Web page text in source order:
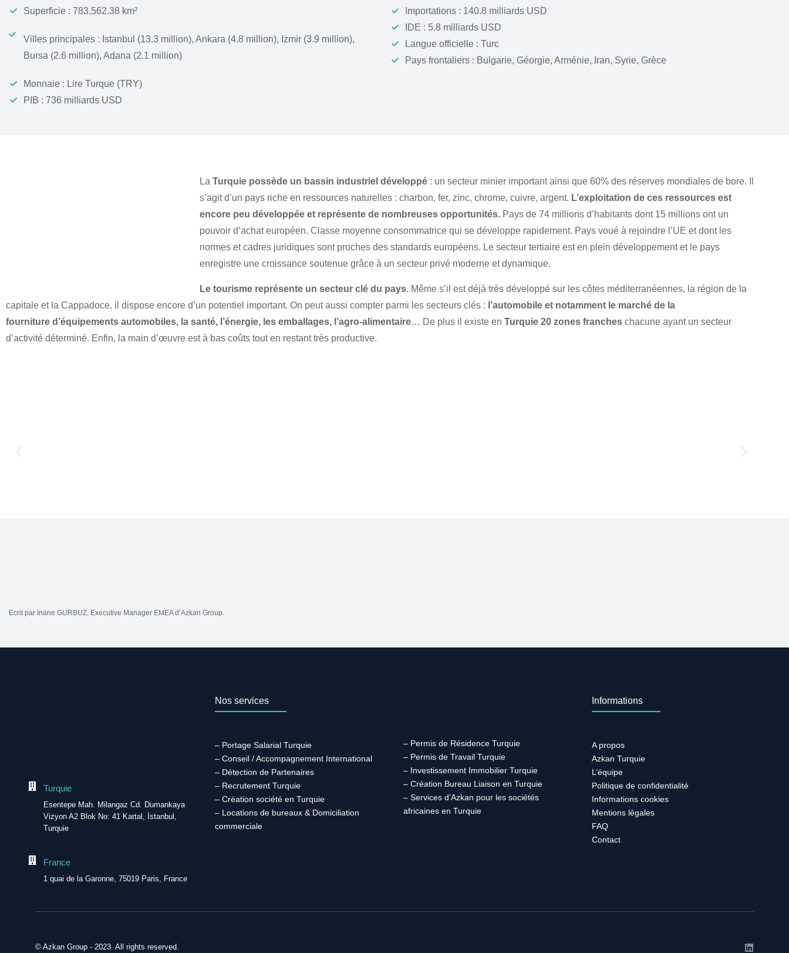
Superficie : 783,562.38 km²
Villes principales : Istanbul (13.3 million), Ankara (4.8 million), Izmir (3.9 million),
Bursa (2.6 million), Adana (2.1 million)
Monnaie : Lire Turque (TRY)
PIB : 736 milliards USD
Importations : 140.8 milliards USD
IDE : 5.8 milliards USD
Langue officielle : Turc
Pays frontaliers : Bulgarie, Géorgie, Arménie, Iran, Syrie, Grèce
La Turquie possède un bassin industriel développé : un secteur minier important ainsi que 60% des réserves mondiales de bore. Il
s’agit d’un pays riche en ressources naturelles : charbon, fer, zinc, chrome, cuivre, argent. L’exploitation de ces ressources est
encore peu développée et représente de nombreuses opportunités. Pays de 74 millions d’habitants dont 15 millions ont un
pouvoir d’achat européen. Classe moyenne consommatrice qui se développe rapidement. Pays voué à rejoindre l’UE et dont les
normes et cadres juridiques sont proches des standards européens. Le secteur tertiaire est en plein développement et le pays
enregistre une croissance soutenue grâce à un secteur privé moderne et dynamique.
Le tourisme représente un secteur clé du pays. Même s’il est déjà très développé sur les côtes méditerranéennes, la région de la
capitale et la Cappadoce, il dispose encore d’un potentiel important. On peut aussi compter parmi les secteurs clés : l’automobile et notamment le marché de la
fourniture d’équipements automobiles, la santé, l’énergie, les emballages, l’agro-alimentaire… De plus il existe en Turquie 20 zones franches chacune ayant un secteur
d’activité déterminé. Enfin, la main d’œuvre est à bas coûts tout en restant très productive.
Ecrit par Inane GURBUZ, Executive Manager EMEA d’Azkan Group.
Turquie
Esentepe Mah. Milangaz Cd. Dumankaya
Vizyon A2 Blok No: 41 Kartal, İstanbul,
Turquie
France
1 quai de la Garonne, 75019 Paris, France
Nos services
– Portage Salarial Turquie
– Conseil / Accompagnement International
– Détection de Partenaires
– Recrutement Turquie
– Création société en Turquie
– Locations de bureaux & Domiciliation
commerciale
– Permis de Résidence Turquie
– Permis de Travail Turquie
– Investissement Immobilier Turquie
– Création Bureau Liaison en Turquie
– Services d’Azkan pour les sociétés
africaines en Turquie
Informations
A propos
Azkan Turquie
L’équipe
Politique de confidentialité
Informations cookies
Mentions légales
FAQ
Contact
© Azkan Group - 2023. All rights reserved.